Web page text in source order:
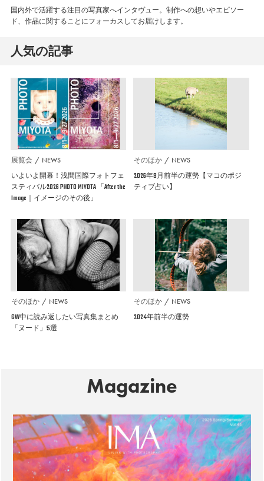
国内外で活躍する注目の写真家へインタヴュー。制作への想いやエピソー
ド、作品に関することにフォーカスしてお届けします。
人気の記事
展覧会 NEWS
いよいよ開幕！浅間国際フォトフェ
スティバル2026 PHOTO MIYOTA 「After the
Image｜イメージのその後」
そのほか NEWS
2026年8月前半の運勢【マコのポジ
ティブ占い】
そのほか NEWS
GW中に読み返したい写真集まとめ
「ヌード」5選
そのほか NEWS
2024年前半の運勢
Magazine